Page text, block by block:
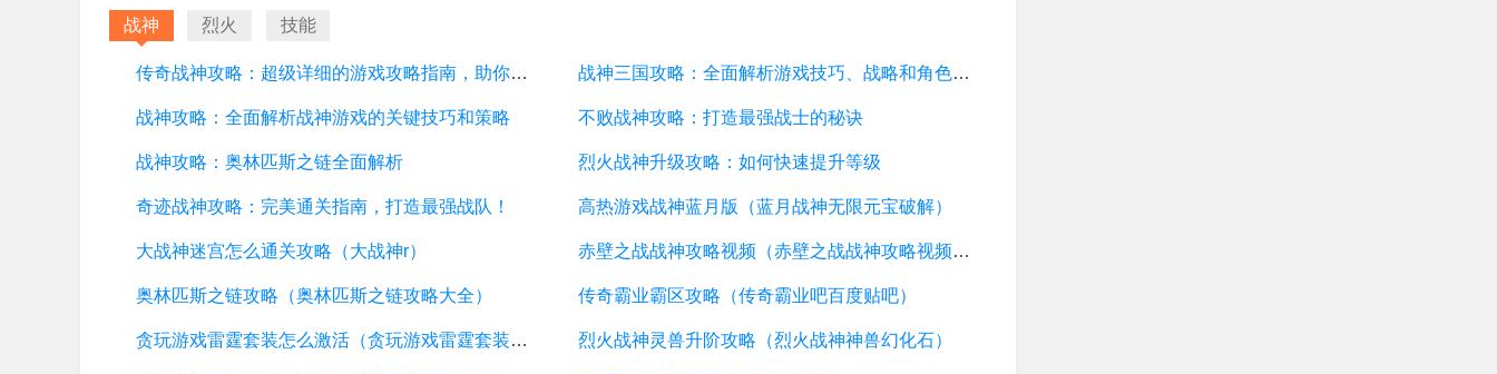
战神 烈火 技能
传奇战神攻略：超级详细的游戏攻略指南，助你成为顶级战神 战神三国攻略：全面解析游戏技巧、战略和角色培养
战神攻略：全面解析战神游戏的关键技巧和策略 不败战神攻略：打造最强战士的秘诀
战神攻略：奥林匹斯之链全面解析 烈火战神升级攻略：如何快速提升等级
奇迹战神攻略：完美通关指南，打造最强战队！ 高热游戏战神蓝月版（蓝月战神无限元宝破解）
大战神迷宫怎么通关攻略（大战神r） 赤壁之战战神攻略视频（赤壁之战战神攻略视频大全）
奥林匹斯之链攻略（奥林匹斯之链攻略大全） 传奇霸业霸区攻略（传奇霸业吧百度贴吧）
贪玩游戏雷霆套装怎么激活（贪玩游戏雷霆套装怎么激活的） 烈火战神灵兽升阶攻略（烈火战神神兽幻化石）